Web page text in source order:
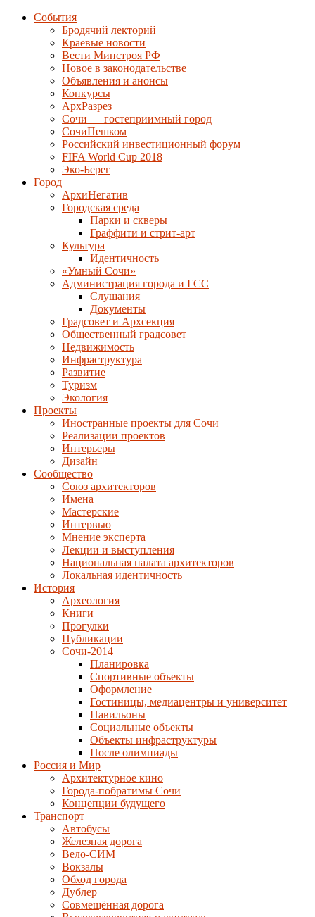
События
Бродячий лекторий
Краевые новости
Вести Минстроя РФ
Новое в законодательстве
Объявления и анонсы
Конкурсы
АрхРазрез
Сочи — гостеприимный город
СочиПешком
Российский инвестиционный форум
FIFA World Cup 2018
Эко-Берег
Город
АрхиНегатив
Городская среда
Парки и скверы
Граффити и стрит-арт
Культура
Идентичность
«Умный Сочи»
Администрация города и ГСС
Слушания
Документы
Градсовет и Архсекция
Общественный градсовет
Недвижимость
Инфраструктура
Развитие
Туризм
Экология
Проекты
Иностранные проекты для Сочи
Реализации проектов
Интерьеры
Дизайн
Сообщество
Союз архитекторов
Имена
Мастерские
Интервью
Мнение эксперта
Лекции и выступления
Национальная палата архитекторов
Локальная идентичность
История
Археология
Книги
Прогулки
Публикации
Сочи-2014
Планировка
Спортивные объекты
Оформление
Гостиницы, медиацентры и университет
Павильоны
Социальные объекты
Объекты инфраструктуры
После олимпиады
Россия и Мир
Архитектурное кино
Города-побратимы Сочи
Концепции будущего
Транспорт
Автобусы
Железная дорога
Вело-СИМ
Вокзалы
Обход города
Дублер
Совмещённая дорога